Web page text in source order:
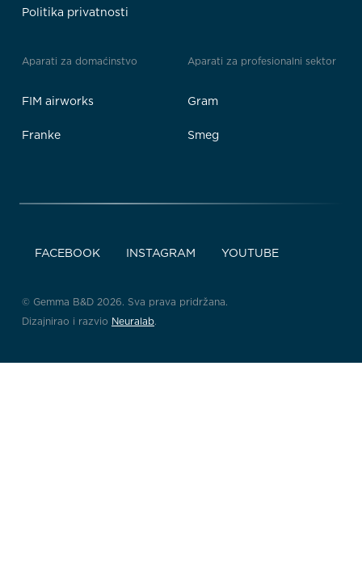
Politika privatnosti
Aparati za domaćinstvo
FIM airworks
Franke
Aparati za profesionalni sektor
Gram
Smeg
FACEBOOK INSTAGRAM YOUTUBE
© Gemma B&D 2026. Sva prava pridržana.
Dizajnirao i razvio Neuralab.